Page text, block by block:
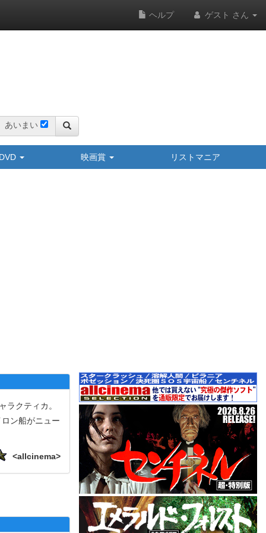
ヘルプ ゲスト さん
あいまい
映画賞 リストマニア
クティカ。
ン船がニュー
<allcinema>